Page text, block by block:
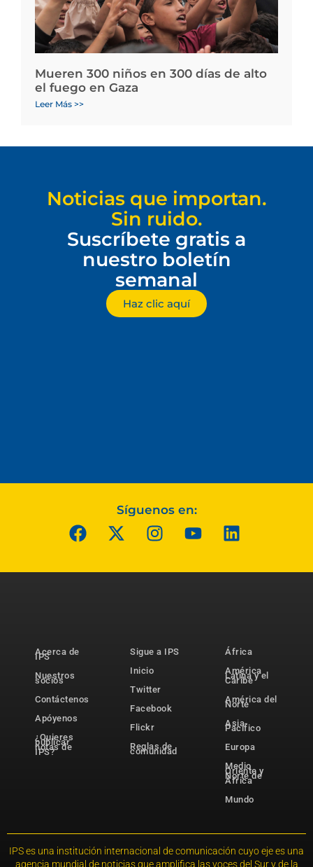
Mueren 300 niños en 300 días de alto
el fuego en Gaza
Leer Más >>
Noticias que importan.
Sin ruido.
Suscríbete gratis a
nuestro boletín
semanal
Haz clic aquí
Síguenos en:
Acerca de
IPS
Nuestros
socios
Contáctenos
Apóyenos
¿Quieres
publicar
notas de
IPS?
Sigue a IPS
Inicio
Twitter
Facebook
Flickr
Reglas de
comunidad
África
América
Latina y el
Caribe
América del
Norte
Asia-
Pacífico
Europa
Medio
Oriente y
Norte de
África
Mundo
IPS es una institución internacional de comunicación cuyo eje es una
agencia mundial de noticias que amplifica las voces del Sur y de la